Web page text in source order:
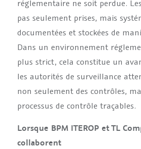
réglementaire ne soit perdue.
pas seulement prises, mais
documentées et stockées de
Dans un environnement
plus strict, cela constitue un
les autorités de surveillance
non seulement des contrôles,
processus de contrôle traçables.
Lorsque BPM ITEROP et TL
collaborent